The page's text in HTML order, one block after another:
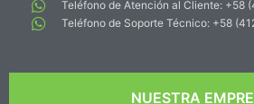
Teléfono de Atención al Cliente: +58
Teléfono de Soporte Técnico: +58
NUESTRA